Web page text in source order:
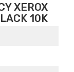
XEROX
10K